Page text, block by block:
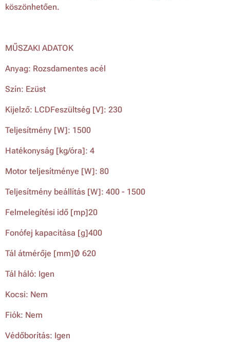
köszönhetően.
MŰSZAKI ADATOK
Anyag: Rozsdamentes acél
Szín: Ezüst
Kijelző: LCDFeszültség [V]: 230
Teljesítmény [W]: 1500
Hatékonyság [kg/óra]: 4
Motor teljesítménye [W]: 80
Teljesítmény beállítás [W]: 400 - 1500
Felmelegítési idő [mp]20
Fonófej kapacitása [g]400
Tál átmérője [mm]Ø 620
Tál háló: Igen
Kocsi: Nem
Fiók: Nem
Védőborítás: Igen